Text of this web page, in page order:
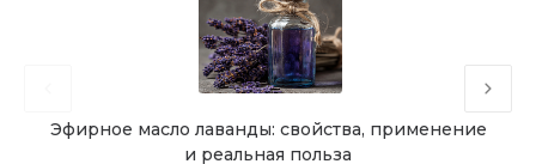
Эфирное масло лаванды: свойства, применение
и реальная польза